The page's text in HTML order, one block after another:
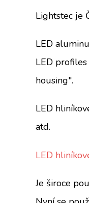
Lightstec je
LED
LED
housing".
LED
atd.
LED
Je široce